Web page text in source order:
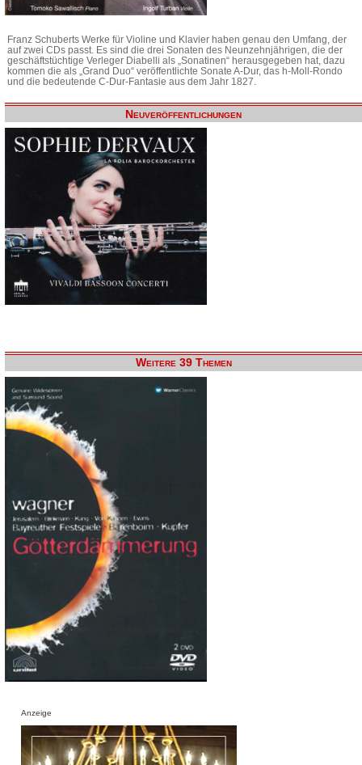
Franz Schuberts Werke für Violine und Klavier haben genau den Umfang, der
auf zwei CDs passt. Es sind die drei Sonaten des Neunzehnjährigen, die der
geschäftstüchtige Verleger Diabelli als „Sonatinen“ herausgegeben hat, dazu
kommen die als „Grand Duo“ veröffentlichte Sonate A-Dur, das h-Moll-Rondo
und die bedeutende C-Dur-Fantasie aus dem Jahr 1827.
Neuveröffentlichungen
Weitere 39 Themen
Anzeige